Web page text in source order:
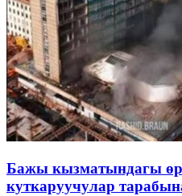
Бажы кызматындагы
куткаруучулар